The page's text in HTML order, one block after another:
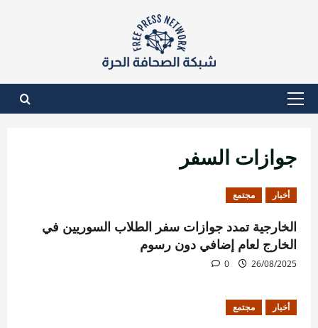
القائمة
جوازات السفر
أخبار مجتمع
الخارجية تمدد جوازات سفر الطلاب السوريين في
الخارج لعام إضافي دون رسوم
26/08/2025
0
أخبار مجتمع